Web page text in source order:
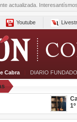
actualizada.
Youtube
Cabra | DIARIO